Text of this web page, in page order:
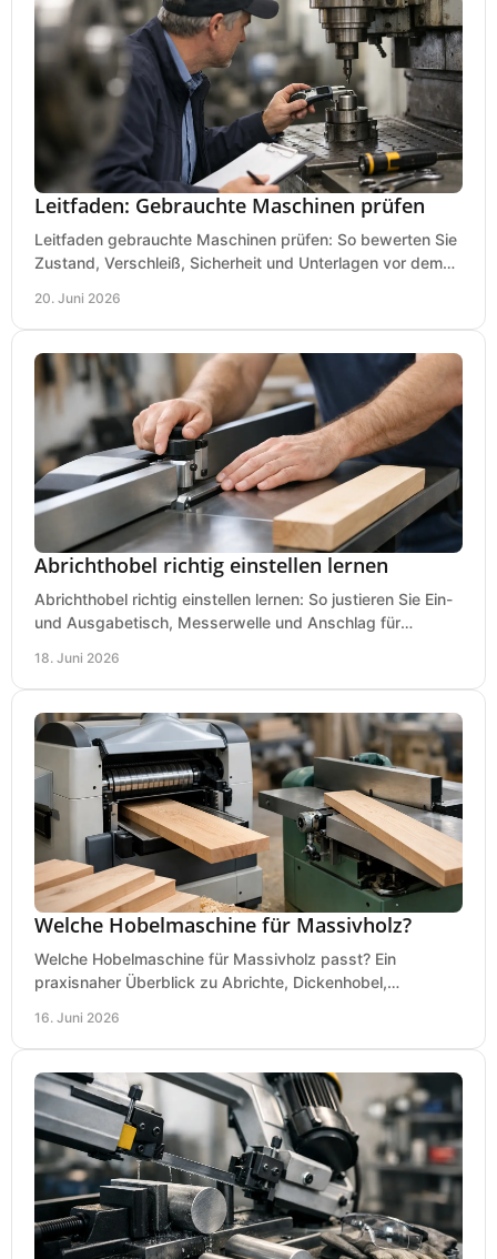
Leitfaden: Gebrauchte Maschinen prüfen
Leitfaden gebrauchte Maschinen prüfen: So bewerten Sie
Zustand, Verschleiß, Sicherheit und Unterlagen vor dem
20. Juni 2026
Abrichthobel richtig einstellen lernen
Abrichthobel richtig einstellen lernen: So justieren Sie Ein-
und Ausgabetisch, Messerwelle und Anschlag für
18. Juni 2026
Welche Hobelmaschine für Massivholz?
Welche Hobelmaschine für Massivholz passt? Ein
praxisnaher Überblick zu Abrichte, Dickenhobel,
16. Juni 2026